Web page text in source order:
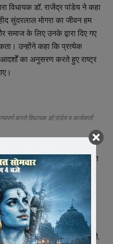
विधायक डॉ. राजेंद्र पांडेय ने कहा
सुंदरलाल मोगरा का जीवन हम
के लिए उनके द्वारा दिए गए
उन्होंने कहा कि प्रत्येक
का अनुसरण करते हुए राष्ट्र
करते विधायक डॉ.पांडेय व कार्यकर्ता
–
उपाध्यक्ष हरिराम शाह, वरिष्ठ नेता
पाटीदार, पूर्व मंडल अध्यक्ष
योजना समिति सदस्य मुकेश
तथा भाजपा नगर अध्यक्ष
सुंदरलाल मोगरा के नगर एवं
गए योगदान पर प्रकाश डाला।
प्रकाश डाबी एवं डॉ. ओ.पी.